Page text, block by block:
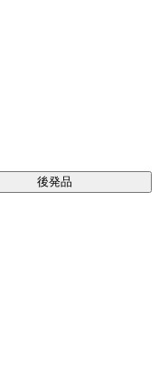
後発品